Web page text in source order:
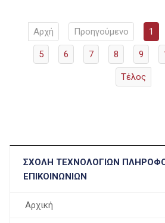
Αρχή Προηγούμενο 1
5 6 7 8 9
Τέλος
ΣΧΟΛΉ ΤΕΧΝΟΛΟΓΙΏΝ
ΕΠΙΚΟΙΝΩΝΙΏΝ
Αρχική